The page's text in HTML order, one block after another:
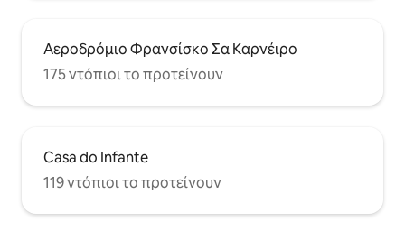
Αεροδρόμιο Φρανσίσκο Σα Καρνέιρο
175 ντόπιοι το προτείνουν
Casa do Infante
119 ντόπιοι το προτείνουν